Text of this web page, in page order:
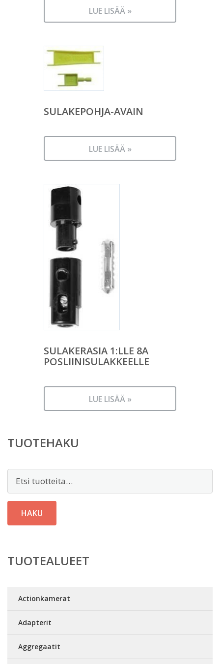
LUE LISÄÄ »
SULAKEPOHJA-AVAIN
LUE LISÄÄ »
SULAKERASIA 1:LLE 8A
POSLIINISULAKKEELLE
LUE LISÄÄ »
TUOTEHAKU
Etsi:
HAKU
TUOTEALUEET
Actionkamerat
Adapterit
Aggregaatit